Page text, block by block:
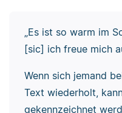
„Es ist so warm im
[sic] ich freue mich
Wenn sich jemand
Text wiederholt,
gekennzeichnet